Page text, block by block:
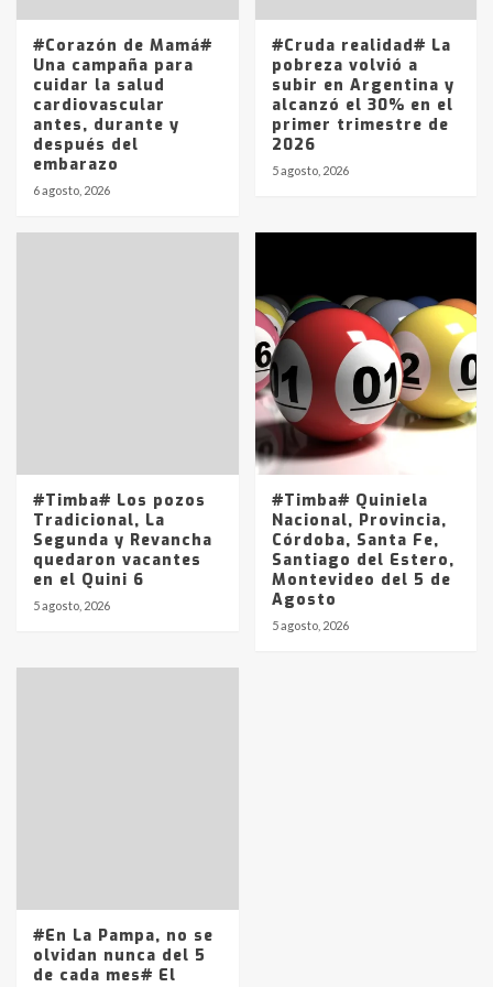
2
14 allanamientos con Gendarmería
en T.Lauquen, Pehuajó y Carlos
Casares
Identidad de los adolescentes
pampeanos que fueron
Accidente en Ruta 5: falleció un
joven de Trenque Lauquen
Los precios de los combustibles en
La Pampa, desde YPF hasta Axion
entre 857 a 1338 pesos
#Corazón de Mamá#
Una campaña para
cuidar la salud
cardiovascular
antes, durante y
después del
embarazo
6 agosto, 2026
#Cruda realidad# La
pobreza volvió a
subir en Argentina y
alcanzó el 30% en el
primer trimestre de
2026
5 agosto, 2026
#Timba# Los pozos
Tradicional, La
Segunda y Revancha
quedaron vacantes
en el Quini 6
5 agosto, 2026
#Timba# Quiniela
Nacional, Provincia,
Córdoba, Santa Fe,
Santiago del Estero,
Montevideo del 5 de
Agosto
5 agosto, 2026
#En La Pampa, no se
olvidan nunca del 5
de cada mes# El